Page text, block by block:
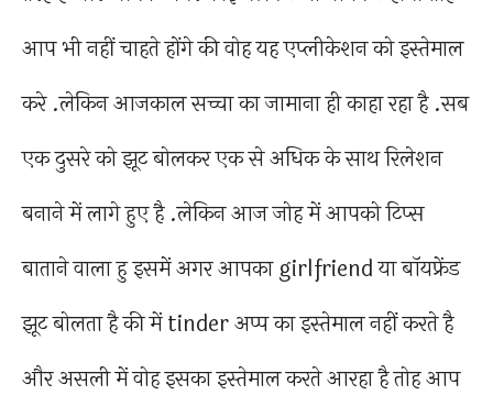
आप भी नहीं चाहते होंगे की वोह यह एप्लीकेशन को इस्तेमाल
करे .लेकिन आजकाल सच्चा का जामाना ही काहा रहा है .सब
एक दुसरे को झूट बोलकर एक से अधिक के साथ रिलेशन
बनाने में लागे हुए है .लेकिन आज जोह में आपको टिप्स
बाताने वाला हु इसमें अगर आपका girlfriend या बॉयफ्रेंड
झूट बोलता है की में tinder अप्प का इस्तेमाल नहीं करते है
और असली में वोह इसका इस्तेमाल करते आरहा है तोह आप